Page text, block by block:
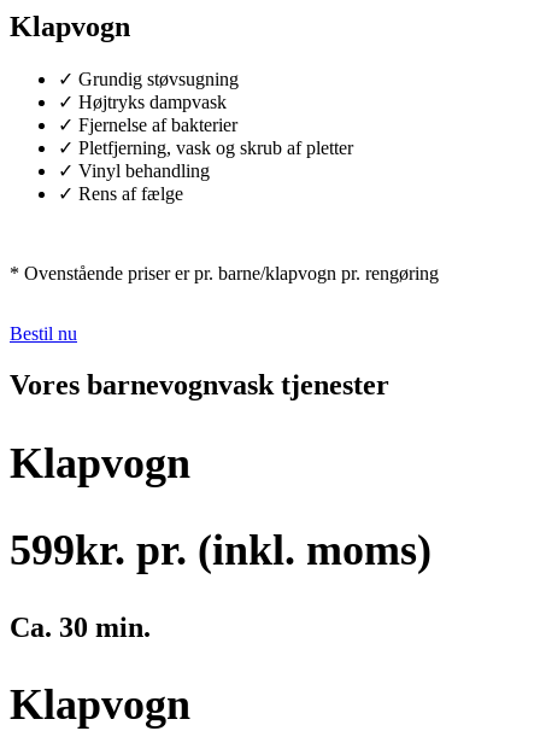
Klapvogn
✓ Grundig støvsugning
✓ Højtryks dampvask
✓ Fjernelse af bakterier
✓ Pletfjerning, vask og skrub af pletter
✓ Vinyl behandling
✓ Rens af fælge
* Ovenstående priser er pr. barne/klapvogn pr. rengøring
Bestil nu
Vores barnevognvask tjenester
Klapvogn
599kr. pr. (inkl. moms)
Ca. 30 min.
Klapvogn